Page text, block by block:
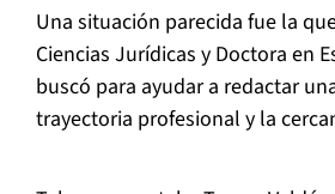
Una situación parecida fue la
Ciencias Jurídicas y Doctora en
buscó para ayudar a redactar
trayectoria profesional y la